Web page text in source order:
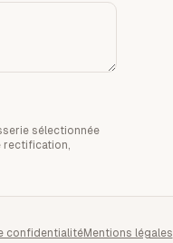
sélectionnée
rectification,
confidentialitéMentions légales